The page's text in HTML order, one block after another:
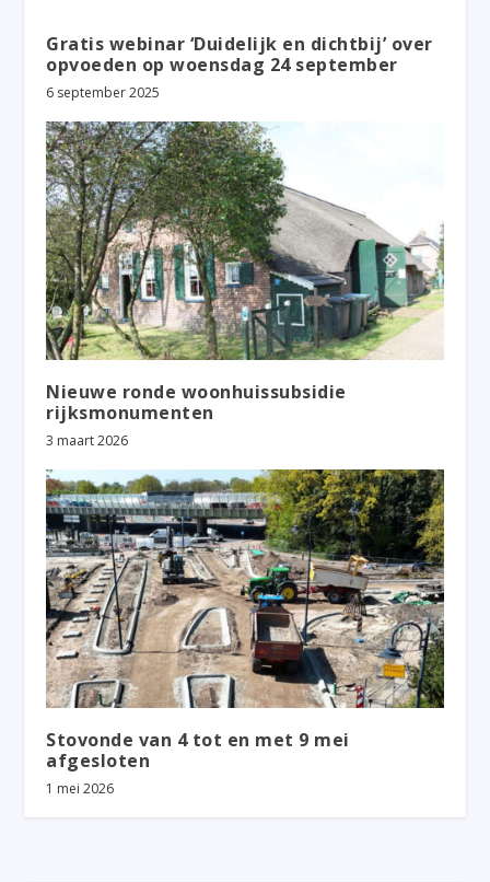
Gratis webinar ‘Duidelijk en dichtbij’ over
opvoeden op woensdag 24 september
6 september 2025
Nieuwe ronde woonhuissubsidie
rijksmonumenten
3 maart 2026
Stovonde van 4 tot en met 9 mei
afgesloten
1 mei 2026